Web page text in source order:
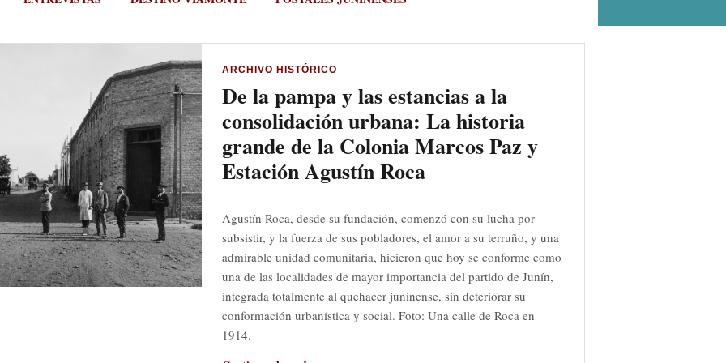
ARCHIVO HISTÓRICO
De la pampa y las estancias a la
consolidación urbana: La historia
grande de la Colonia Marcos Paz y
Estación Agustín Roca
Agustín Roca, desde su fundación, comenzó con su lucha por
subsistir, y la fuerza de sus pobladores, el amor a su terruño, y una
admirable unidad comunitaria, hicieron que hoy se conforme como
una de las localidades de mayor importancia del partido de Junín,
integrada totalmente al quehacer juninense, sin deteriorar su
conformación urbanística y social. Foto: Una calle de Roca en
1914.